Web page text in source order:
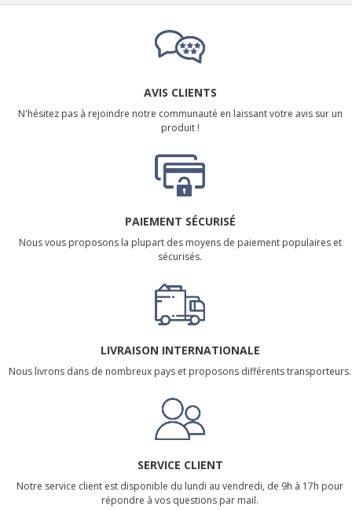
AVIS CLIENTS
N'hésitez pas à rejoindre notre communauté en laissant votre avis sur un
produit !
PAIEMENT SÉCURISÉ
Nous vous proposons la plupart des moyens de paiement populaires et
sécurisés.
LIVRAISON INTERNATIONALE
Nous livrons dans de nombreux pays et proposons différents transporteurs.
SERVICE CLIENT
Notre service client est disponible du lundi au vendredi, de 9h à 17h pour
répondre à vos questions par mail.